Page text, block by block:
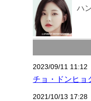
ハ
2023/09/11 11:12
チョ・ドンヒョ
2021/10/13 17:28